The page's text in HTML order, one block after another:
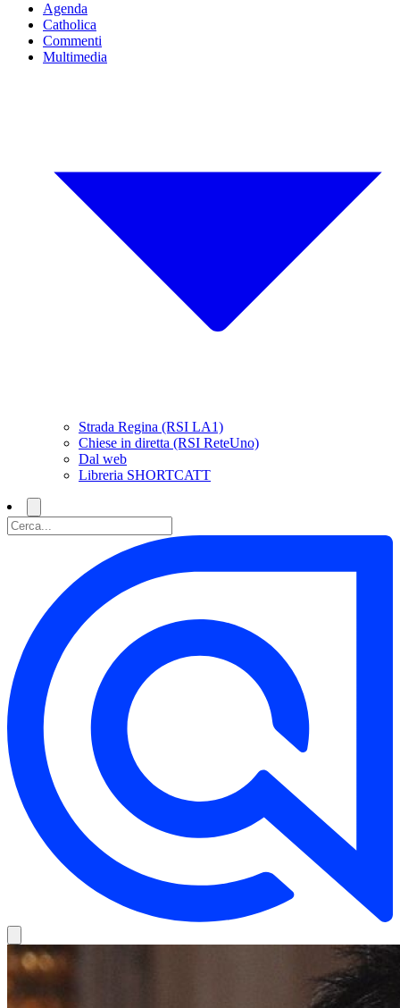
Agenda
Catholica
Commenti
Multimedia
Strada Regina (RSI LA1)
Chiese in diretta (RSI ReteUno)
Dal web
Libreria SHORTCATT